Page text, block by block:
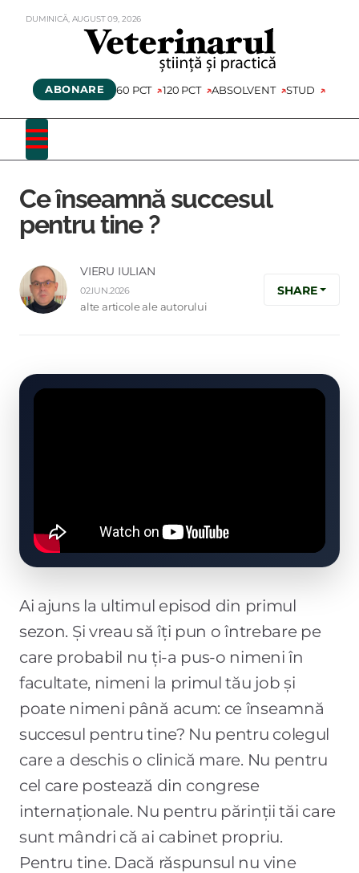
DUMINICĂ, AUGUST09, 2026
ABONARE 60 PCT 120 PCT ABSOLVENT STUD
Ce înseamnă succesul
pentru tine ?
VIERU IULIAN
02.IUN.2026
alte articole ale autorului
SHARE
Ai ajuns la ultimul episod din primul
sezon. Și vreau să îți pun o întrebare pe
care probabil nu ți-a pus-o nimeni în
facultate, nimeni la primul tău job și
poate nimeni până acum: ce înseamnă
succesul pentru tine? Nu pentru colegul
care a deschis o clinică mare. Nu pentru
cel care postează din congrese
internaționale. Nu pentru părinții tăi care
sunt mândri că ai cabinet propriu.
Pentru tine. Dacă răspunsul nu vine